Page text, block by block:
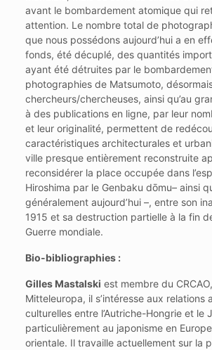
avant le bombardement atomique qui
attention. Le nombre total de
que nous possédons aujourd’hui a en
fonds, été décuplé, des quantités
ayant été détruites par le
photographies de Matsumoto,
chercheurs/chercheuses, ainsi qu’au
à des publications en ligne, par leur
et leur originalité, permettent de
caractéristiques architecturales et
ville presque entièrement reconstruite
reconsidérer la place occupée dans
Hiroshima par le Genbaku dōmu– ainsi
généralement aujourd’hui –, entre son
1915 et sa destruction partielle à la fin
Guerre mondiale.
Bio-bibliographies :
Gilles Mastalski est membre du
Mitteleuropa, il s’intéresse aux relations
culturelles entre l’Autriche-Hongrie et le
particulièrement au japonisme en
orientale. Il travaille actuellement sur la